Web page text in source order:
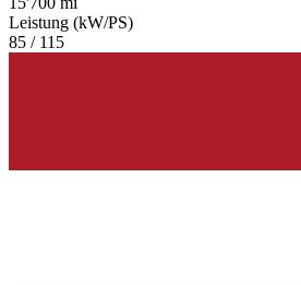
Leistung (kW/PS)
85 / 115